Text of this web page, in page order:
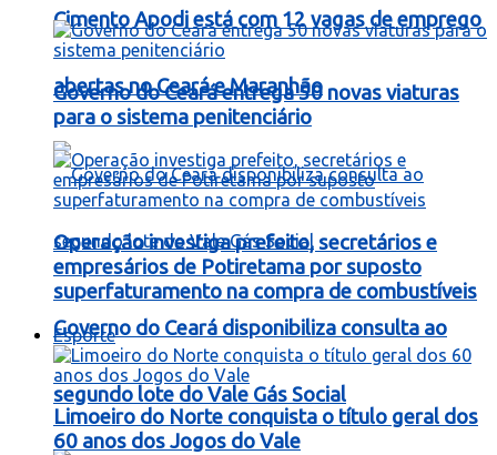
Cimento Apodi está com 12 vagas de emprego
abertas no Ceará e Maranhão
Governo do Ceará disponibiliza consulta ao
segundo lote do Vale Gás Social
Governo do Ceará entrega 50 novas viaturas
para o sistema penitenciário
Operação investiga prefeito, secretários e
empresários de Potiretama por suposto
superfaturamento na compra de combustíveis
Esporte
Limoeiro do Norte conquista o título geral dos
60 anos dos Jogos do Vale